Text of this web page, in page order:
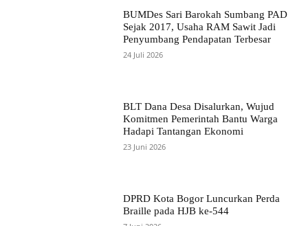
BUMDes Sari Barokah Sumbang PAD
Sejak 2017, Usaha RAM Sawit Jadi
Penyumbang Pendapatan Terbesar
24 Juli 2026
BLT Dana Desa Disalurkan, Wujud
Komitmen Pemerintah Bantu Warga
Hadapi Tantangan Ekonomi
23 Juni 2026
DPRD Kota Bogor Luncurkan Perda
Braille pada HJB ke-544